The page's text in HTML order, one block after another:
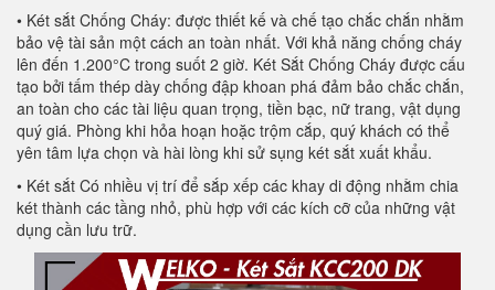
• Két sắt Chống Cháy: được thiết kế và chế tạo chắc chắn nhằm
bảo vệ tài sản một cách an toàn nhất. Với khả năng chống cháy
lên đến 1.200°C trong suốt 2 giờ. Két Sắt Chống Cháy được cấu
tạo bởi tấm thép dày chống đập khoan phá đảm bảo chắc chắn,
an toàn cho các tài liệu quan trọng, tiền bạc, nữ trang, vật dụng
quý giá. Phòng khi hỏa hoạn hoặc trộm cắp, quý khách có thể
yên tâm lựa chọn và hài lòng khi sử sụng két sắt xuất khẩu.
• Két sắt Có nhiều vị trí để sắp xếp các khay di động nhằm chia
két thành các tầng nhỏ, phù hợp với các kích cỡ của những vật
dụng cần lưu trữ.